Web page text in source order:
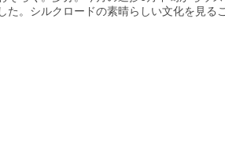
た。シルクロードの素晴らしい文化を見るこ